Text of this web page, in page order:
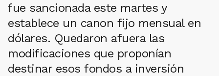
fue sancionada este martes y
establece un canon fijo mensual en
dólares. Quedaron afuera las
modificaciones que proponían
destinar esos fondos a inversión